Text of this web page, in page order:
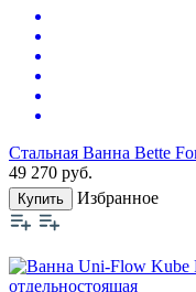
Стальная Ванна Bette
49 270 руб.
Купить Избранное